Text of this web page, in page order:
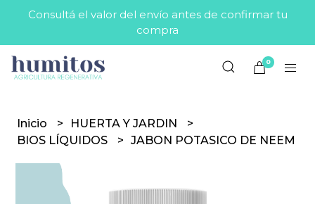
Consultá el valor del envío antes de confirmar tu
compra
0
Inicio
HUERTA Y JARDIN
BIOS LÍQUIDOS
JABON POTASICO DE NEEM